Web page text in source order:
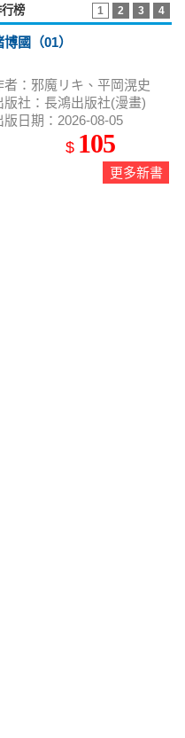
1 2 3 4
榜
博國（01）
者：邪魔リキ、平岡滉史
版社：長鴻出版社(漫畫)
版日期：2026-08-05
$ 105
更多新書